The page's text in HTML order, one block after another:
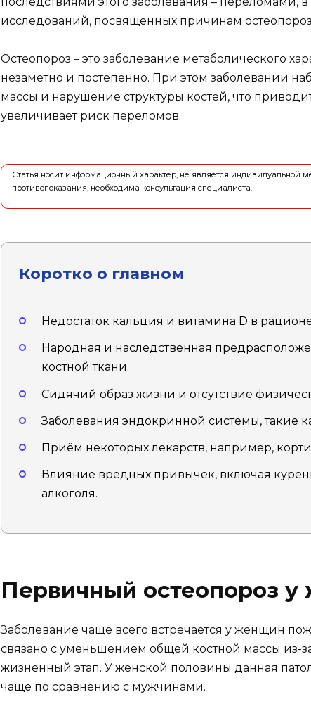
исследований, посвященных причинам
Остеопороз – это заболевание метаболического
незаметно и постепенно. При этом заболевании
массы и нарушение структуры костей, что
увеличивает риск переломов.
Статья носит информационный характер, не является индивидуальной
противопоказания, необходима консультация специалиста.
Коротко о главном
Недостаток кальция и витамина D в
Народная и наследственная
костной ткани.
Сидячий образ жизни и отсутствие
Заболевания эндокринной системы, такие
Приём некоторых лекарств, например,
Влияние вредных привычек, включая
алкоголя.
Первичный остеопороз
Заболевание чаще всего встречается у женщин
связано с уменьшением общей костной массы из-за
жизненный этап. У женской половины данная
чаще по сравнению с мужчинами.